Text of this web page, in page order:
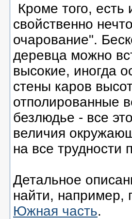
Кроме того,
свойственно
очарование".
деревца можно
высокие, иногда
стены каров
отполированные
безлюдье - все
величия
на все трудности
Детальное
найти,
Южная часть.